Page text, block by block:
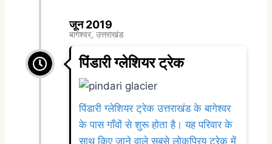
जून 2019
बागेश्वर, उत्तराखंड
पिंडारी ग्लेशियर ट्रेक
पिंडारी ग्लेशियर ट्रेक उत्तराखंड के बागेश्वर
के पास गाँवों से शुरू होता है। यह परिवार के
साथ किए जाने वाले सबसे लोकप्रिय ट्रेक में